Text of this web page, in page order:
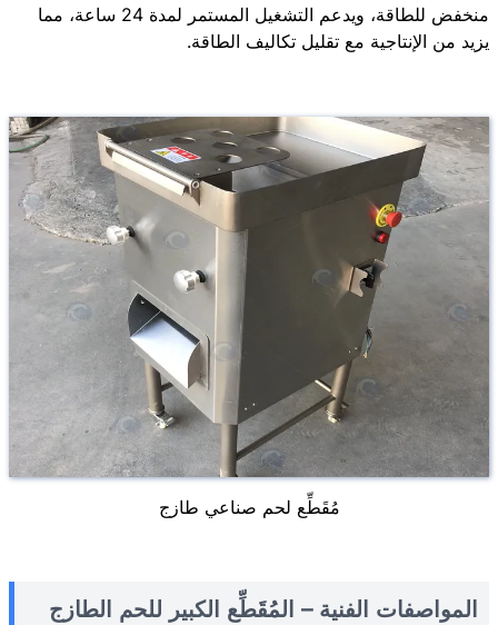
منخفض للطاقة، ويدعم التشغيل المستمر لمدة 24 ساعة، مما
يزيد من الإنتاجية مع تقليل تكاليف الطاقة.
مُقَطِّع لحم صناعي طازج
المواصفات الفنية – المُقَطِّع الكبير للحم الطازج